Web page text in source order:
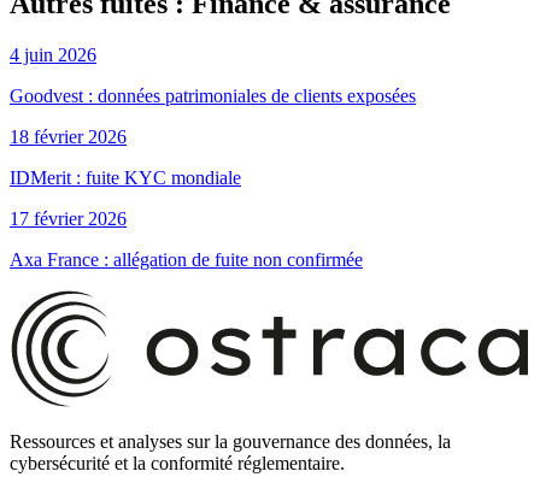
4 juin 2026
Goodvest : données patrimoniales de clients exposées
18 février 2026
IDMerit : fuite KYC mondiale
17 février 2026
Axa France : allégation de fuite non confirmée
Ressources et analyses sur la gouvernance des données, la
cybersécurité et la conformité réglementaire.